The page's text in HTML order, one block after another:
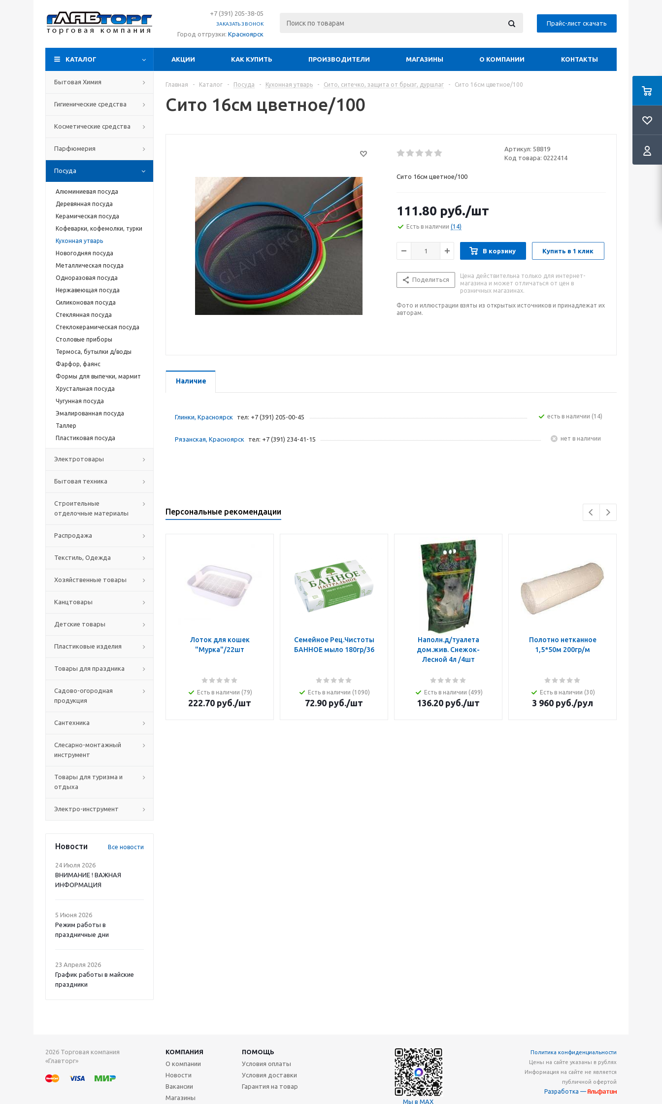
+7 (391) 205-38-05
ЗАКАЗАТЬ ЗВОНОК
Город отгрузки: Красноярск
Прайс-лист скачать
КАТАЛОГ АКЦИИ КАК КУПИТЬ ПРОИЗВОДИТЕЛИ МАГАЗИНЫ О КОМПАНИИ КОНТАКТЫ
Бытовая Химия
Гигиенические средства
Косметические средства
Парфюмерия
Посуда
Алюминиевая посуда
Деревянная посуда
Керамическая посуда
Кофеварки, кофемолки, турки
Кухонная утварь
Новогодняя посуда
Металлическая посуда
Одноразовая посуда
Нержавеющая посуда
Силиконовая посуда
Стеклянная посуда
Стеклокерамическая посуда
Столовые приборы
Термоса, бутылки д/воды
Фарфор, фаянс
Формы для выпечки, мармит
Хрустальная посуда
Чугунная посуда
Эмалированная посуда
Таллер
Пластиковая посуда
Электротовары
Бытовая техника
Строительные
отделочные материалы
Распродажа
Текстиль, Одежда
Хозяйственные товары
Канцтовары
Детские товары
Пластиковые изделия
Товары для праздника
Садово-огородная
продукция
Сантехника
Слесарно-монтажный
инструмент
Товары для туризма и
отдыха
Электро-инструмент
Новости Все новости
24 Июля 2026
ВНИМАНИЕ ! ВАЖНАЯ
ИНФОРМАЦИЯ
5 Июня 2026
Режим работы в
праздничные дни
23 Апреля 2026
График работы в майские
праздники
Главная - Каталог - Посуда - Кухонная утварь - Сито, ситечко, защита от брызг, дуршлаг - Сито 16см цветное/100
Сито 16см цветное/100
Артикул: 58819
Код товара: 0222414
Сито 16см цветное/100
111.80 руб./шт
Есть в наличии (14)
В корзину Купить в 1 клик
Поделиться
Цена действительна только для интернет-
магазина и может отличаться от цен в
розничных магазинах.
Фото и иллюстрации взяты из открытых источников и принадлежат их
авторам.
Наличие
Глинки, Красноярск тел: +7 (391) 205-00-45 Есть в наличии (14)
Рязанская, Красноярск тел: +7 (391) 234-41-15 Нет в наличии
Персональные рекомендации
Лоток для кошек
"Мурка"/22шт
Есть в наличии (79)
222.70 руб./шт
Семейное Рец.Чистоты
БАННОЕ мыло 180гр/36
Есть в наличии (1090)
72.90 руб./шт
Наполн.д/туалета
дом.жив. Снежок-
Лесной 4л /4шт
Есть в наличии (499)
136.20 руб./шт
Полотно нетканное
1,5*50м 200гр/м
Есть в наличии (30)
3 960 руб./рул
2026 Торговая компания
«Главторг»
КОМПАНИЯ
ПОМОЩЬ
О компании
Новости
Вакансии
Магазины
Условия оплаты
Условия доставки
Гарантия на товар
Мы в MAX
Политика конфиденциальности
Цены на сайте указаны в рублях
Информация на сайте не является
публичной офертой
Разработка —